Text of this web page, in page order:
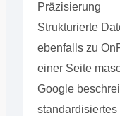
Präzisierung
Strukturierte
ebenfalls zu
einer Seite
Google